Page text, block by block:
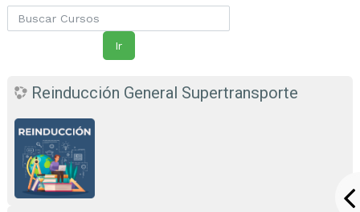
Ir
Reinducción General Supertransporte